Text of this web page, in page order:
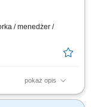
/ menedżer /
pokaż opis
gospodarczej w